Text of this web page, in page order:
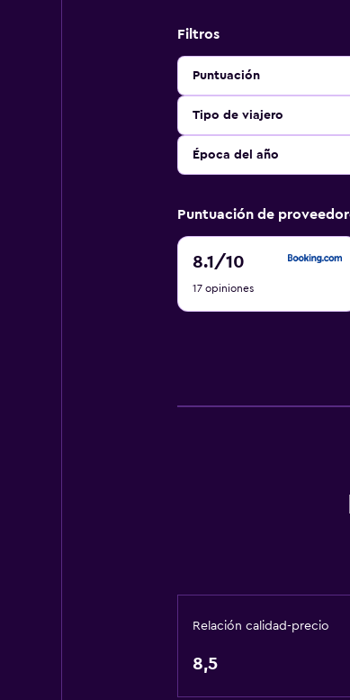
Filtros
Puntuación
Tipo de viajero
Época del año
Puntuación de
8.1 /10
8.1
10
17 opiniones
Relación calidad-precio
8,5